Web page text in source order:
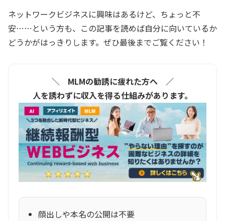
ネットワークビジネスに興味はあるけど、ちょっと不
安……という方も、この記事を読めば自分に向いているか
どうかがはっきりします。ぜひ最後までご覧ください！
＼ MLMの勧誘に疲れた方へ ／
人を誘わずに収入を得る仕組みがあります。
顔出しや本名の公開は不要